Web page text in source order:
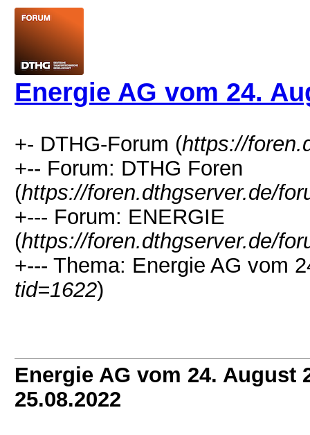
Energie AG vom 24.
+- DTHG-Forum (https://
+-- Forum: DTHG Foren
(https://foren.dthgserver.de/
+--- Forum: ENERGIE
(https://foren.dthgserver.de/
+--- Thema: Energie AG vom
tid=1622)
Energie AG vom 24. August
25.08.2022